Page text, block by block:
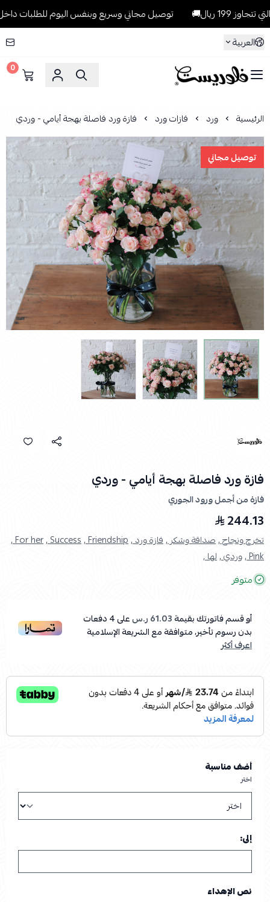
توصيل مجاني وسريع وبنفس اليوم للطلبات داخل الرياض
العربية
فلوريست Florist
0
الرئيسية ورد فازات ورد فازة ورد فاصلة بهجة أيامي - وردي
توصيل مجاني
فازة ورد فاصلة بهجة أيامي - وردي
فازة من أجمل ورود الجوري
244.13
تخرج ونجاح ,صداقة وشكر ,فازة ورد ,Friendship ,
Success ,
For her ,
Pink , وردي ,لها ,
متوفر
أو قسم فاتورتك بقيمة61.03 ر.س على4دفعات
بدون رسوم تأخير، متوافقة مع الشريعة الإسلامية
اعرف أكثر
أضف مناسبة
اختر
إلى:
نص الإهداء